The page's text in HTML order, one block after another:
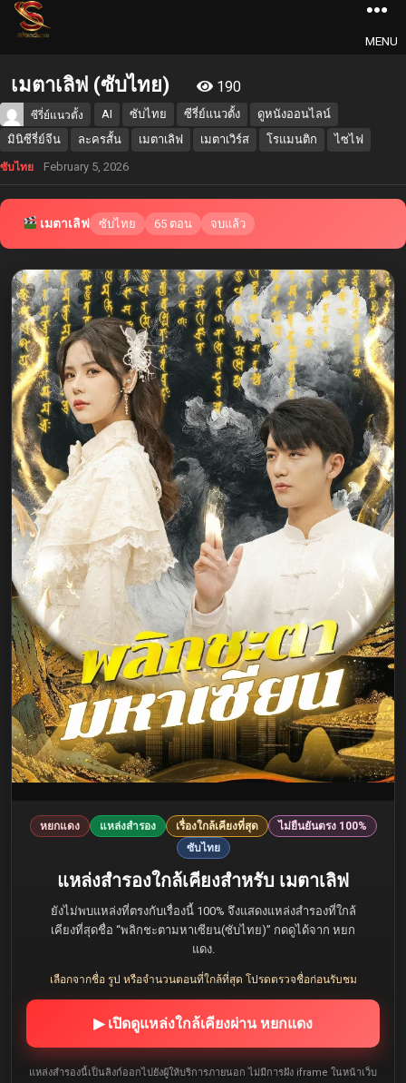
MENU
เมตาเลิฟ (ซับไทย) 190
ซีรี่ย์แนวตั้ง AI ซับไทย ซีรี่ย์แนวตั้ง
ดูหนังออนไลน์
มินิซีรี่ย์จีน
ละครสั้น เมตาเลิฟ เมตาเวิร์ส โรแมนติก ไซไฟ
ซับไทย February 5, 2026
เมตาเลิฟ ซับไทย 65 ตอน จบแล้ว
หยกแดง แหล่งสำรอง เรื่องใกล้เคียงที่สุด
ไม่ยืนยันตรง 100%
ซับไทย
แหล่งสำรองใกล้เคียงสำหรับ เมตาเลิฟ
ยังไม่พบแหล่งที่ตรงกับเรื่องนี้ 100% จึงแสดงแหล่งสำรองที่ใกล้
เคียงที่สุดชื่อ “พลิกชะตามหาเซียน(ซับไทย)” กดดูได้จาก หยก
แดง.
เลือกจากชื่อ รูป หรือจำนวนตอนที่ใกล้ที่สุด โปรดตรวจชื่อก่อนรับชม
▶ เปิดดูแหล่งใกล้เคียงผ่าน หยกแดง
แหล่งสำรองนี้เป็นลิงก์ออกไปยังผู้ให้บริการภายนอก ไม่มีการฝัง iframe ในหน้าเว็บ